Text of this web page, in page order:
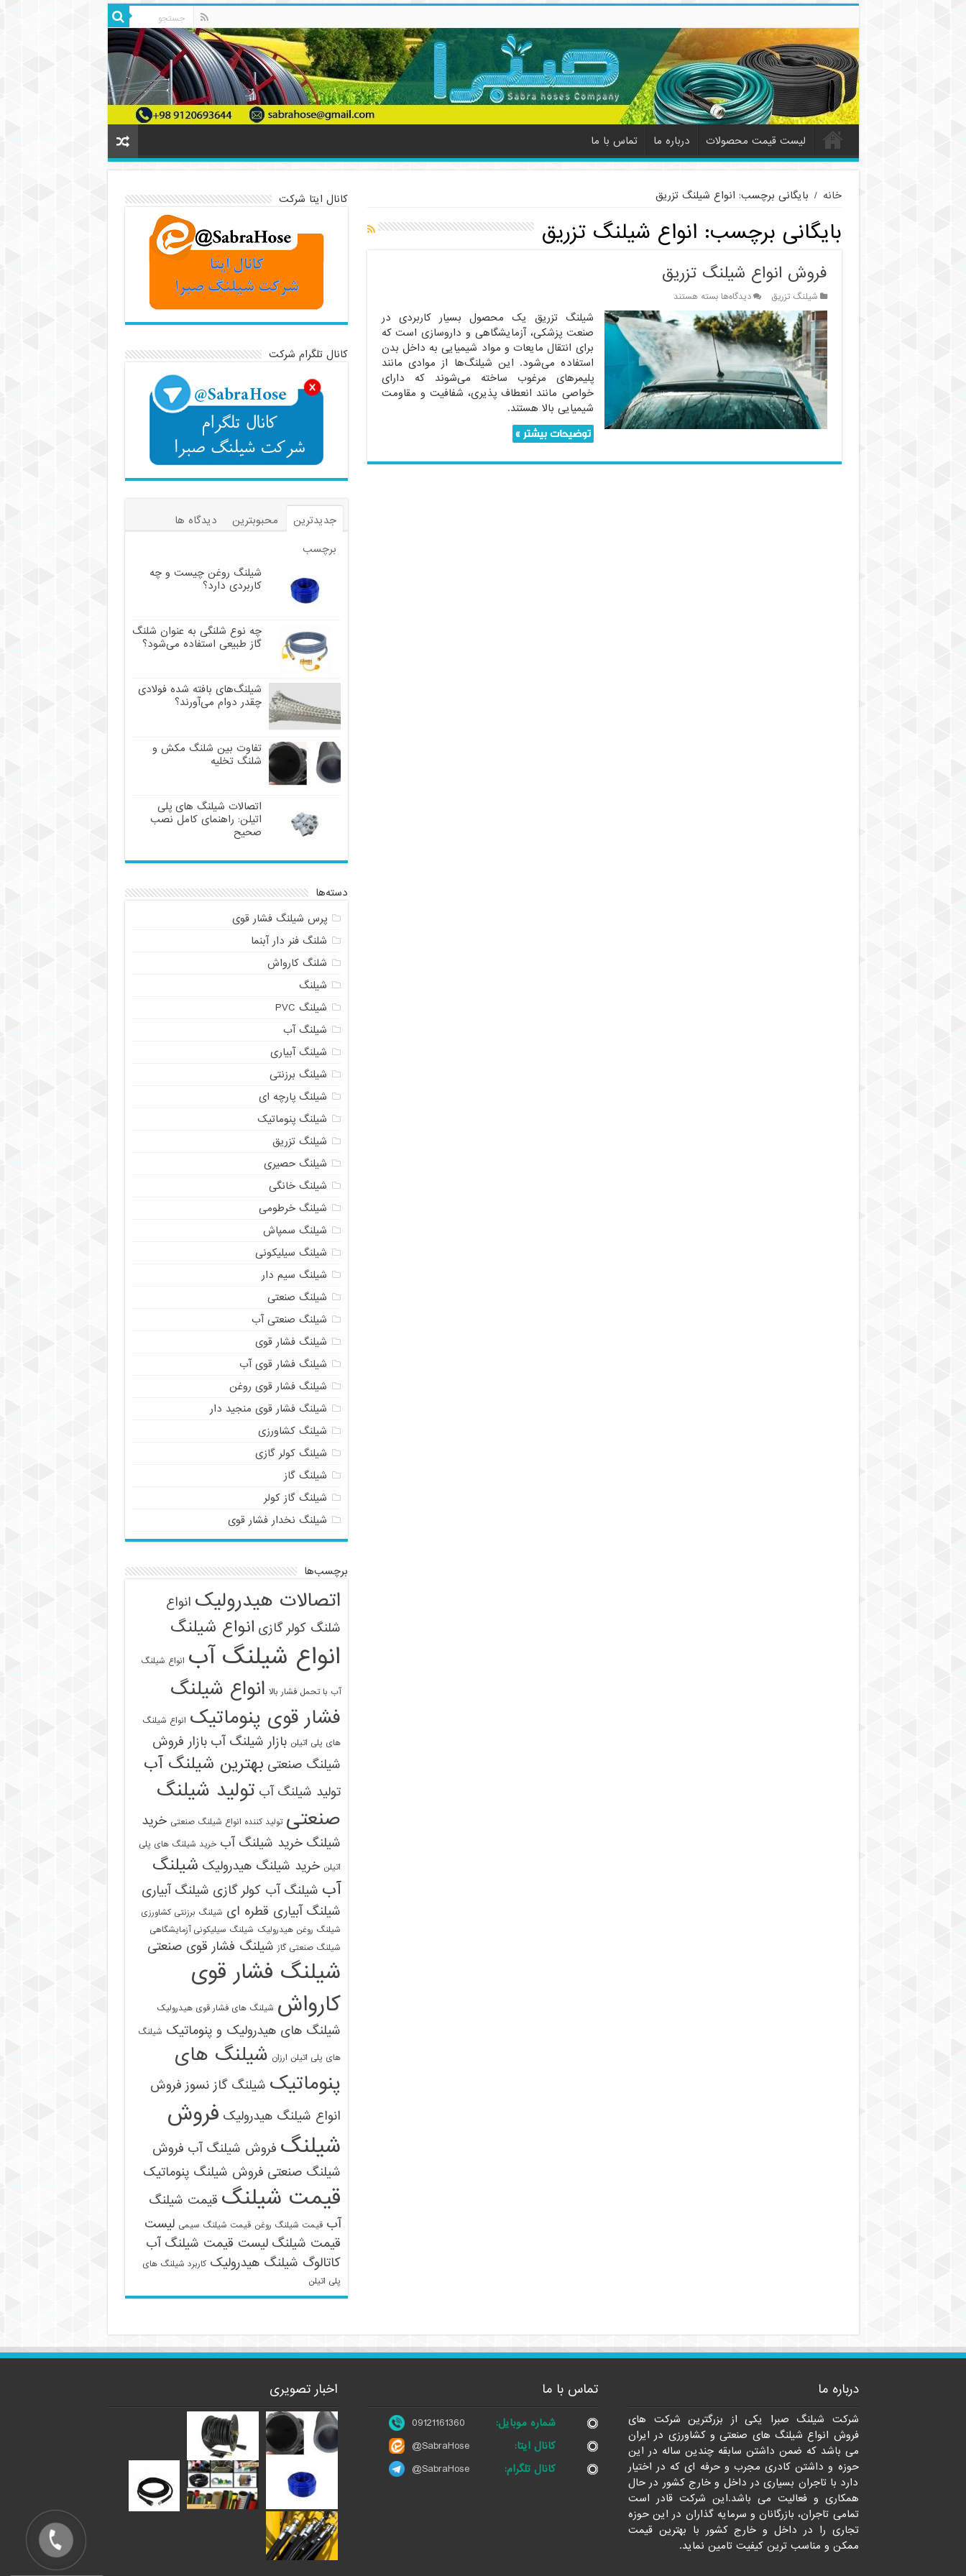
لیست قیمت محصولات درباره ما تماس با ما
خانه / بایگانی برچسب: انواع شیلنگ تزریق
بایگانی برچسب: انواع شیلنگ تزریق
فروش انواع شیلنگ تزریق
شیلنگ تزریق دیدگاه‌هابرای
فروش
انواع
شیلنگ
تزریق
بسته هستند
شیلنگ تزریق یک محصول بسیار کاربردی در
صنعت پزشکی، آزمایشگاهی و داروسازی است که
برای انتقال مایعات و مواد شیمیایی به داخل بدن
استفاده می‌شود. این شیلنگ‌ها از موادی مانند
پلیمرهای مرغوب ساخته می‌شوند که دارای
خواصی مانند انعطاف پذیری، شفافیت و مقاومت
شیمیایی بالا هستند.
توضیحات بیشتر »
کانال ایتا شرکت
کانال تلگرام شرکت
جدیدترین محبوبترین
دیدگاه ها
برچسب
شیلنگ روغن چیست و چه
کاربردی دارد؟
چه نوع شلنگی به عنوان شلنگ
گاز طبیعی استفاده می‌شود؟
شیلنگ‌های بافته شده فولادی
چقدر دوام می‌آورند؟
تفاوت بین شلنگ مکش و
شلنگ تخلیه
اتصالات شیلنگ های پلی
اتیلن: راهنمای کامل نصب
صحیح
دسته‌ها
پرس شیلنگ فشار قوی
شلنگ فنر دار آبنما
شلنگ کارواش
شیلنگ
شیلنگ PVC
شیلنگ آب
شیلنگ آبیاری
شیلنگ برزنتی
شیلنگ پارچه ای
شیلنگ پنوماتیک
شیلنگ تزریق
شیلنگ حصیری
شیلنگ خانگی
شیلنگ خرطومی
شیلنگ سمپاش
شیلنگ سیلیکونی
شیلنگ سیم دار
شیلنگ صنعتی
شیلنگ صنعتی آب
شیلنگ فشار قوی
شیلنگ فشار قوی آب
شیلنگ فشار قوی روغن
شیلنگ فشار قوی منجید دار
شیلنگ کشاورزی
شیلنگ کولر گازی
شیلنگ گاز
شیلنگ گاز کولر
شیلنگ نخدار فشار قوی
برچسب‌ها
اتصالات هیدرولیک انواع
شلنگ کولر گازی انواع شیلنگ
انواع شیلنگ آب انواع شیلنگ
آب با تحمل فشار بالا انواع شیلنگ
فشار قوی پنوماتیک انواع شیلنگ
های پلی اتیلن بازار شیلنگ آب بازار فروش
شیلنگ صنعتی بهترین شیلنگ آب
تولید شیلنگ آب تولید شیلنگ
صنعتی تولید کننده انواع شیلنگ صنعتی خرید
شیلنگ خرید شیلنگ آب خرید شیلنگ های پلی
اتیلن خرید شیلنگ هیدرولیک شیلنگ
آب شیلنگ آب کولر گازی شیلنگ آبیاری
شیلنگ آبیاری قطره ای شیلنگ برزنتی کشاورزی
شیلنگ روغن هیدرولیک شیلنگ سیلیکونی آزمایشگاهی
شیلنگ صنعتی گاز شیلنگ فشار قوی صنعتی
شیلنگ فشار قوی
کارواش شیلنگ های فشار قوی هیدرولیک
شیلنگ های هیدرولیک و پنوماتیک شیلنگ
های پلی اتیلن ارزان شیلنگ های
پنوماتیک شیلنگ گاز نسوز فروش
انواع شیلنگ هیدرولیک فروش
شیلنگ فروش شیلنگ آب فروش
شیلنگ صنعتی فروش شیلنگ پنوماتیک
قیمت شیلنگ قیمت شیلنگ
آب قیمت شیلنگ روغن قیمت شیلنگ سیمی لیست
قیمت شیلنگ لیست قیمت شیلنگ آب
کاتالوگ شیلنگ هیدرولیک کاربرد شیلنگ های
پلی اتیلن
درباره ما
شرکت شیلنگ صبرا یکی از بزرگترین شرکت های
فروش انواع شیلنگ های صنعتی و کشاورزی در ایران
می باشد که ضمن داشتن سابقه چندین ساله در این
حوزه و داشتن کادری مجرب و حرفه ای که در اختیار
دارد با تاجران بسیاری در داخل و خارج کشور در حال
همکاری و فعالیت می باشد.این شرکت قادر است
تمامی تاجران، بازرگانان و سرمایه گذاران در این حوزه
تجاری را در داخل و خارج کشور با بهترین قیمت
ممکن و مناسب ترین کیفیت تامین نماید.
تماس با ما
شماره موبایل:
09121161360
کانال ایتا:
@SabraHose
کانال تلگرام:
@SabraHose
اخبار تصویری